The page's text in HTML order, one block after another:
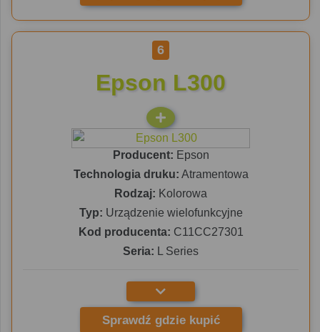
6
Epson L300
Producent: Epson
Technologia druku: Atramentowa
Rodzaj: Kolorowa
Typ: Urządzenie wielofunkcyjne
Kod producenta: C11CC27301
Seria: L Series
Sprawdź gdzie kupić